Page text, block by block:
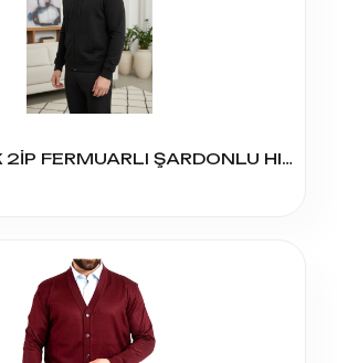
2025 ERKEK 2İP FERMUARLI ŞARDONLU HIRKA